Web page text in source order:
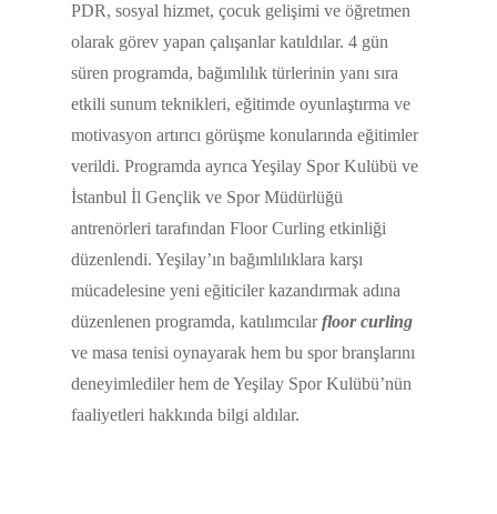
PDR, sosyal hizmet, çocuk gelişimi ve öğretmen
olarak görev yapan çalışanlar katıldılar. 4 gün
süren programda, bağımlılık türlerinin yanı sıra
etkili sunum teknikleri, eğitimde oyunlaştırma ve
motivasyon artırıcı görüşme konularında eğitimler
verildi. Programda ayrıca Yeşilay Spor Kulübü ve
İstanbul İl Gençlik ve Spor Müdürlüğü
antrenörleri tarafından Floor Curling etkinliği
düzenlendi. Yeşilay’ın bağımlılıklara karşı
mücadelesine yeni eğiticiler kazandırmak adına
düzenlenen programda, katılımcılarfloor curling
ve masa tenisi oynayarak hem bu spor branşlarını
deneyimlediler hem de Yeşilay Spor Kulübü’nün
faaliyetleri hakkında bilgi aldılar.